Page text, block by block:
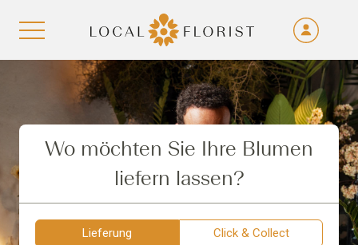
Aller au contenu
Wo möchten Sie Ihre Blumen
liefern lassen?
Lieferung Click & Collect